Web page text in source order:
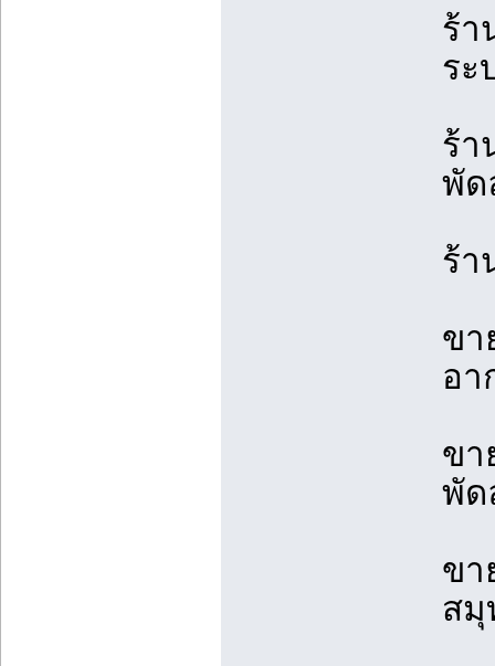
ร้า
ระ
ร้า
พัด
ร้า
ขา
อา
ขา
พัด
ขา
สมุ